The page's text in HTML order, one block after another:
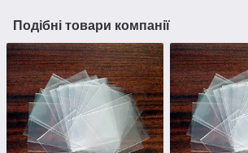
Подібні товари компанії